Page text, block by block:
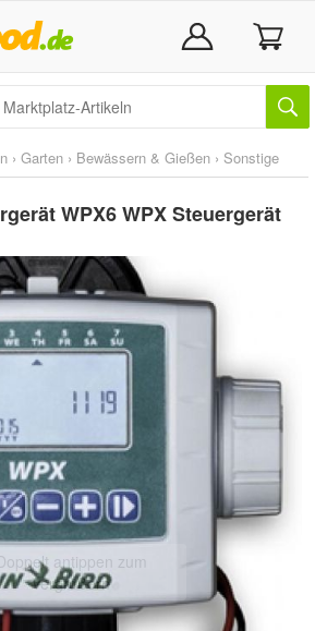
› Garten › Bewässern & Gießen › Sonstige
WPX6 WPX Steuergerät
antippen zum
vergrößern